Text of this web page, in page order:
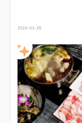
2024-01-26